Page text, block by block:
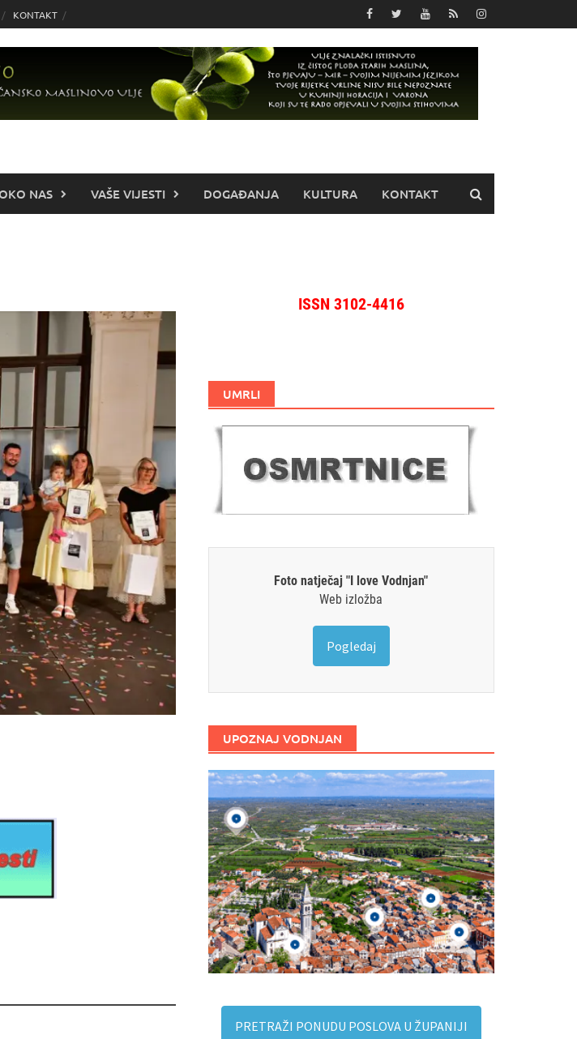
KONTAKT
OKO NAS VAŠE VIJESTI DOGAĐANJA KULTURA KONTAKT
ISSN 3102-4416
UMRLI
Foto natječaj "I love Vodnjan"
Web izložba
Pogledaj
UPOZNAJ VODNJAN
PRETRAŽI PONUDU POSLOVA U ŽUPANIJI